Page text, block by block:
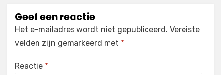
Geef een reactie
Het e-mailadres wordt niet gepubliceerd. Vereiste
velden zijn gemarkeerd met *
Reactie *